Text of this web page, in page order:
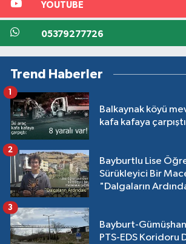
YOUTUBE
05379277726
Trend Haberler
Balkaynak köyü
kafa kafaya
1
Bayburtlu Lise
Sürükleyici Bir
"Dalgaların
2
Bayburt-
PTS-EDS Koridoru
3